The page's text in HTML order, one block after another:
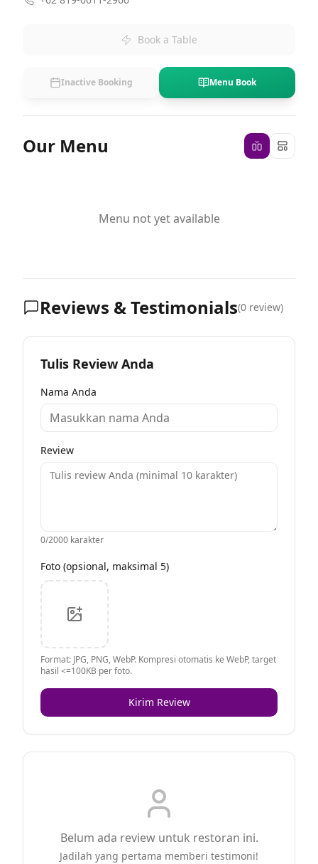
Book a Table
Inactive Booking Menu Book
Our Menu
Menu not yet available
Reviews & Testimonials(0 review)
Tulis Review Anda
Nama Anda
Review
0/2000 karakter
Foto (opsional, maksimal 5)
Format: JPG, PNG, WebP. Kompresi otomatis ke WebP, target
hasil <=100KB per foto.
Kirim Review
Belum ada review untuk restoran ini.
Jadilah yang pertama memberi testimoni!